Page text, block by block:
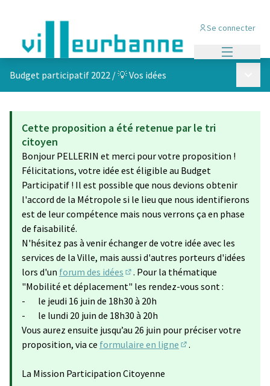
Se connecter
Budget participatif 2022 /💡 Vos idées
Cette proposition a été retenue par le tri
citoyen
Bonjour PELLERIN et merci pour votre proposition !
Félicitations, votre idée est éligible au Budget
Participatif ! Il est possible que nous devions obtenir
l'accord de la Métropole si le lieu que nous identifierons
est de leur compétence mais nous verrons ça en phase
de faisabilité.
N'hésitez pas à venir échanger de votre idée avec les
services de la Ville, mais aussi d'autres porteurs d'idées
lors d'un forum des idées
(S'ouvre dans un nouvel onglet)
. Pour la thématique
"Mobilité et déplacement" les rendez-vous sont :
- le jeudi 16 juin de 18h30 à 20h
- le lundi 20 juin de 18h30 à 20h
Vous aurez ensuite jusqu’au 26 juin pour préciser votre
proposition, via ce formulaire en ligne
.
La Mission Participation Citoyenne